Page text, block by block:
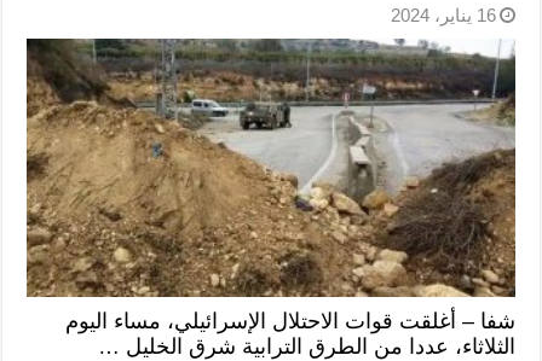
16 يناير، 2024
شفا – أغلقت قوات الاحتلال الإسرائيلي، مساء اليوم
الثلاثاء، عددا من الطرق الترابية شرق الخليل …